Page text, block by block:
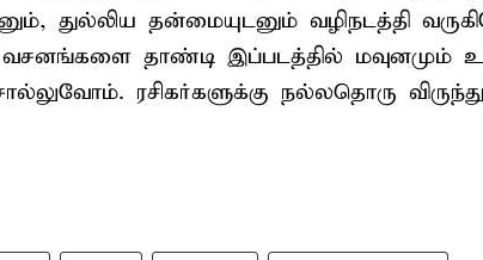
துல்லிய தன்மையுடனும் வழிநடத்தி
வசனங்களை தாண்டி இப்படத்தில் மவுனமும்
ரசிகர்களுக்கு நல்லதொரு விருந்து